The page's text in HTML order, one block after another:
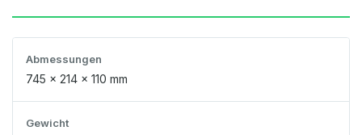
Abmessungen
745 x 214 x 110 mm
Gewicht